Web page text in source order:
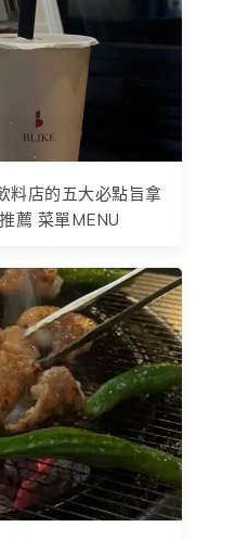
料店的五大必點旨拿
薦 菜單MENU